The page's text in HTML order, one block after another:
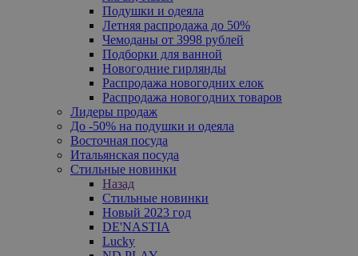
Подушки и одеяла
Летняя распродажа до 50%
Чемоданы от 3998 рублей
Подборки для ванной
Новогодние гирлянды
Распродажа новогодних елок
Распродажа новогодних товаров
Лидеры продаж
До -50% на подушки и одеяла
Восточная посуда
Итальянская посуда
Стильные новинки
Назад
Стильные новинки
Новый 2023 год
DE'NASTIA
Lucky